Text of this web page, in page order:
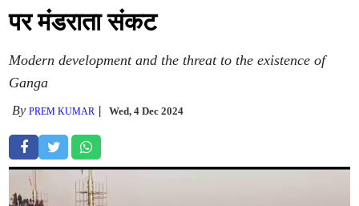
पर मंडराता संकट
Modern development and the threat to the existence of
Ganga
ByPREM KUMAR Wed, 4 Dec 2024